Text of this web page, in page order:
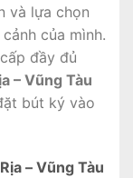
và lựa chọn
của mình.
đầy đủ
– Vũng Tàu
bút ký vào
– Vũng Tàu